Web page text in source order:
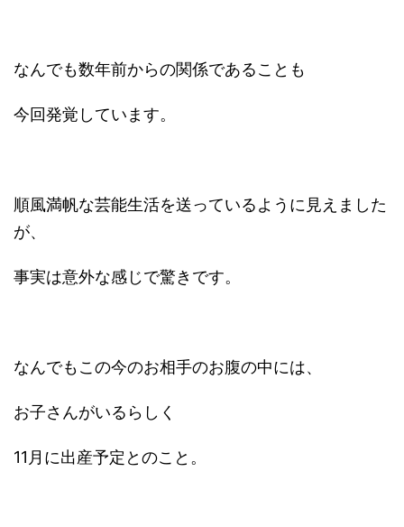
なんでも数年前からの関係であることも
今回発覚しています。
順風満帆な芸能生活を送っているように見えました
が、
事実は意外な感じで驚きです。
なんでもこの今のお相手のお腹の中には、
お子さんがいるらしく
11月に出産予定とのこと。